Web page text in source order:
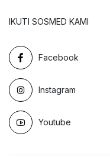
IKUTI SOSMED KAMI
Facebook
Instagram
Youtube